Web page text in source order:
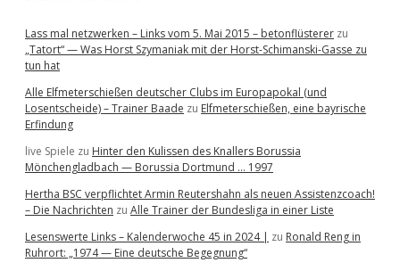
Lass mal netzwerken – Links vom 5. Mai 2015 – betonflüsterer zu
„Tatort“ — Was Horst Szymaniak mit der Horst-Schimanski-Gasse zu
tun hat
Alle Elfmeterschießen deutscher Clubs im Europapokal (und
Losentscheide) – Trainer Baade zu Elfmeterschießen, eine bayrische
Erfindung
live Spiele zu Hinter den Kulissen des Knallers Borussia
Mönchengladbach — Borussia Dortmund … 1997
Hertha BSC verpflichtet Armin Reutershahn als neuen Assistenzcoach!
– Die Nachrichten zu Alle Trainer der Bundesliga in einer Liste
Lesenswerte Links – Kalenderwoche 45 in 2024 | zu Ronald Reng in
Ruhrort: „1974 — Eine deutsche Begegnung“